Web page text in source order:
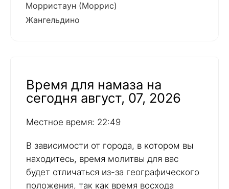
Морристаун (Моррис)
Жангельдино
Время для намаза на
сегодня август, 07, 2026
Местное время: 22:49
В зависимости от города, в котором вы
находитесь, время молитвы для вас
будет отличаться из-за географического
положения, так как время восхода